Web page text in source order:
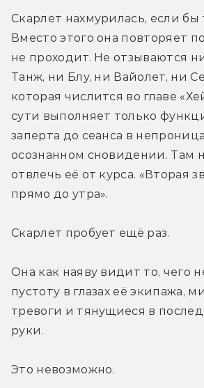
Скарлет нахмурилась, если бы
Вместо этого она повторяет
не проходит. Не отзываются
Танж, ни Блу, ни Вайолет, ни
которая числится во главе
сути выполняет только
заперта до сеанса в
осознанном сновидении. Там
отвлечь её от курса. «Вторая
прямо до утра».
Скарлет пробует ещё раз.
Она как наяву видит то, чего
пустоту в глазах её экипажа,
тревоги и тянущиеся в
руки.
Это невозможно.